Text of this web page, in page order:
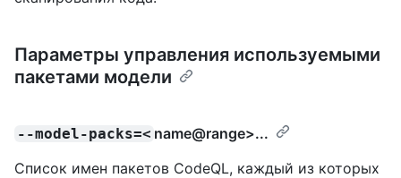
Параметры управления используемыми
пакетами модели
--model-packs=< name@range>...
Список имен пакетов CodeQL, каждый из которых